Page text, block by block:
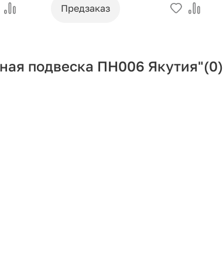
Предзаказ
подвеска ПН006 Якутия"(0)